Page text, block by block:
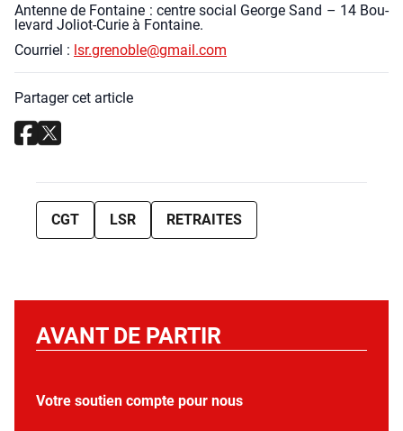
Antenne de Fon­taine : centre social George Sand – 14 Bou­
le­vard Joliot-Curie à Fon­taine.
Cour­riel : lsr.grenoble@gmail.com
Partager cet article
CGT LSR RETRAITES
AVANT DE PARTIR
Votre soutien compte pour nous